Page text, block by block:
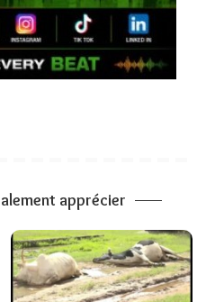
apprécier